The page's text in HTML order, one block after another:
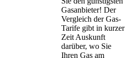
Gasanbieter! Der
Vergleich der Gas-
Tarife gibt in kurzer
Zeit Auskunft
darüber, wo Sie
Ihren Gas am